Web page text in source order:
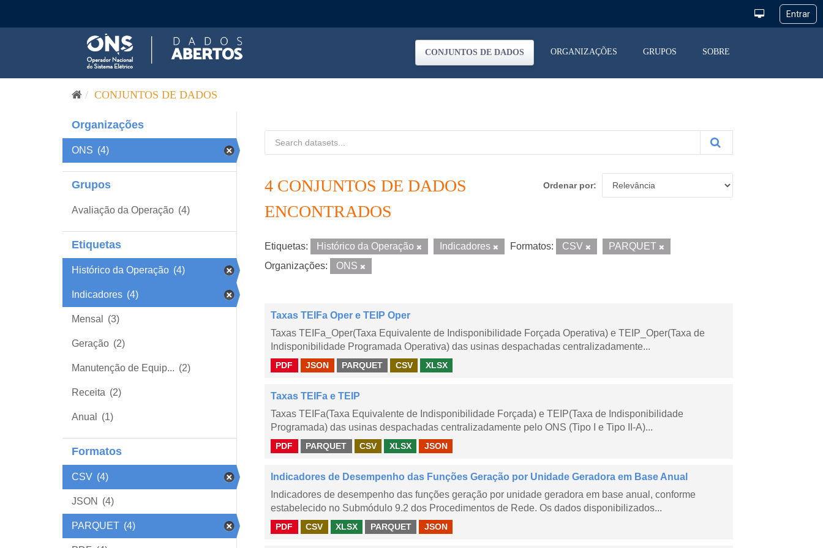
CONJUNTOS DE DADOS ORGANIZAÇÕES GRUPOS SOBRE
CONJUNTOS DE DADOS
Organizações
ONS (4)
Grupos
Avaliação da Operação (4)
Etiquetas
Histórico da Operação (4)
Indicadores (4)
Mensal (3)
Geração (2)
Manutenção de Equip... (2)
Receita (2)
Anual (1)
Formatos
CSV (4)
JSON (4)
PARQUET (4)
Ordenar por
4 CONJUNTOS DE DADOS
ENCONTRADOS
Etiquetas: Histórico da Operação Indicadores Formatos: CSV
PARQUET
Organizações:
ONS
Taxas TEIFa Oper e TEIP Oper
Taxas TEIFa_Oper(Taxa Equivalente de Indisponibilidade Forçada Operativa) e TEIP_Oper(Taxa de
Indisponibilidade Programada Operativa) das usinas despachadas centralizadamente...
PDF JSON PARQUET CSV XLSX
Taxas TEIFa e TEIP
Taxas TEIFa(Taxa Equivalente de Indisponibilidade Forçada) e TEIP(Taxa de Indisponibilidade
Programada) das usinas despachadas centralizadamente pelo ONS (Tipo I e Tipo II-A)...
PDF PARQUET CSV XLSX JSON
Indicadores de Desempenho das Funções Geração por Unidade Geradora em Base Anual
Indicadores de desempenho das funções geração por unidade geradora em base anual, conforme
estabelecido no Submódulo 9.2 dos Procedimentos de Rede. Os dados disponibilizados...
PDF CSV XLSX PARQUET JSON